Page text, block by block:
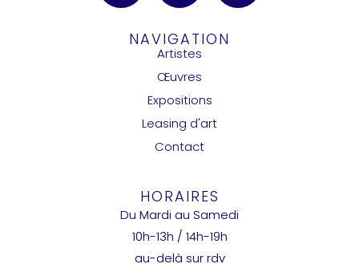
NAVIGATION
Artistes
Œuvres
Expositions
Leasing d'art
Contact
HORAIRES
Du Mardi au Samedi
10h-13h / 14h-19h
au-delà sur rdv